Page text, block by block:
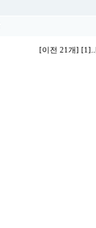
[이전 21개] [1]